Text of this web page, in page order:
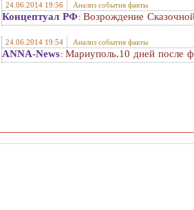
24.06.2014 19:56 Анализ события факты
Концептуал РФ: Возрождение
24.06.2014 19:54 Анализ события факты
ANNA-News: Мариуполь.10 дней после